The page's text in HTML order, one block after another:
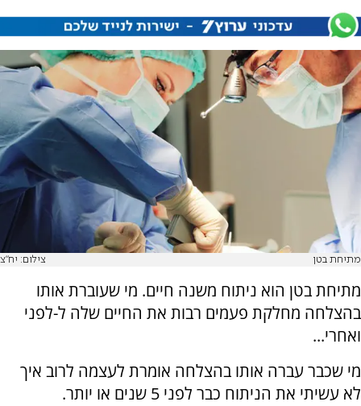
מתיחת בטן צילום: יח"צ
מתיחת בטן הוא ניתוח משנה חיים. מי שעוברת אותו
בהצלחה מחלקת פעמים רבות את החיים שלה ל-לפני
ואחרי...
מי שכבר עברה אותו בהצלחה אומרת לעצמה לרוב איך
לא עשיתי את הניתוח כבר לפני 5 שנים או יותר.